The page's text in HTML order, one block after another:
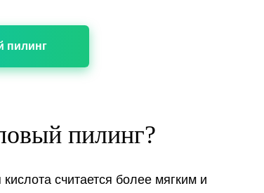
пилинг
пилинг?
считается более мягким и